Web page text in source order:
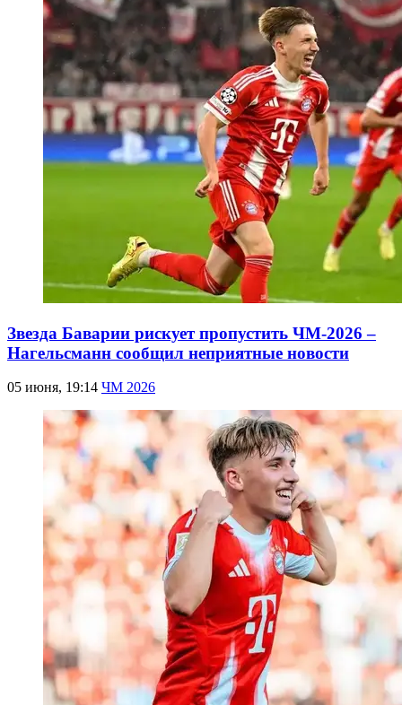
Звезда Баварии рискует пропустить ЧМ-2026 –
Нагельсманн сообщил неприятные новости
05 июня, 19:14 ЧМ 2026